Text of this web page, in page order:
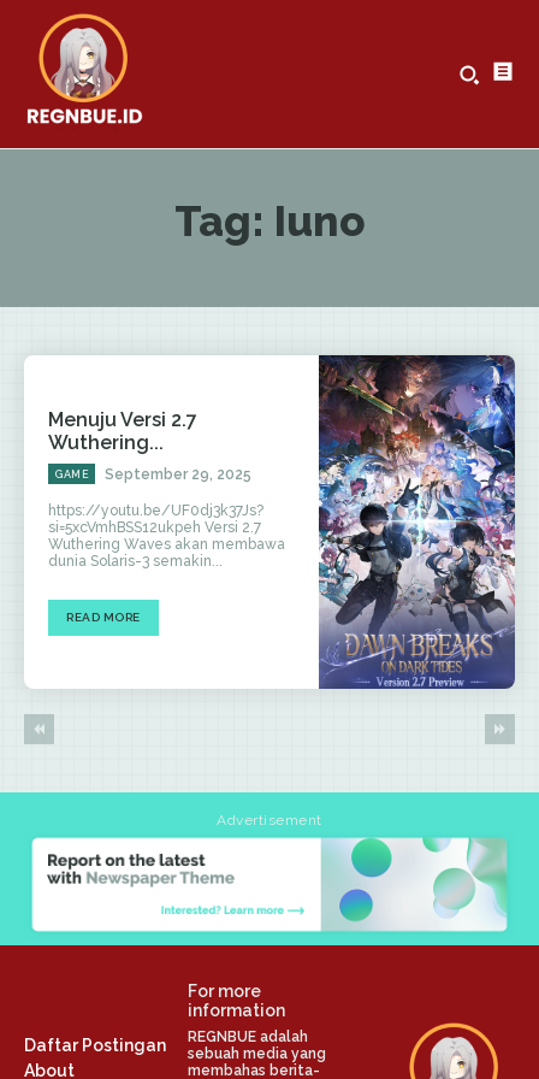
Tag: Iuno
Menuju Versi 2.7
Wuthering...
GAME September 29, 2025
https://youtu.be/UF0dj3k37Js?
si=5xcVmhBSS12ukpeh Versi 2.7
Wuthering Waves akan membawa
dunia Solaris-3 semakin...
READ MORE
Advertisement
Daftar Postingan
About
For more
information
REGNBUE adalah
sebuah media yang
membahas berita-